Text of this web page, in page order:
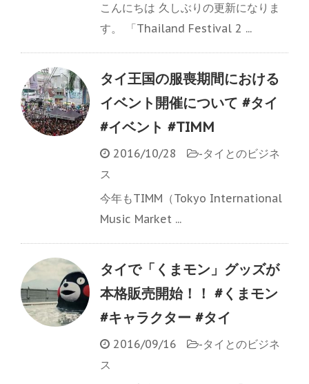
こんにちは 久しぶりの更新になりま
す。 「Thailand Festival 2 ...
タイ王国の服喪期間における
イベント開催について #タイ
#イベント #TIMM
2016/10/28 -タイとのビジネ
ス
今年もTIMM（Tokyo International
Music Market ...
タイで「くまモン」グッズが
本格販売開始！！ #くまモン
#キャラクター #タイ
2016/09/16 -タイとのビジネ
ス